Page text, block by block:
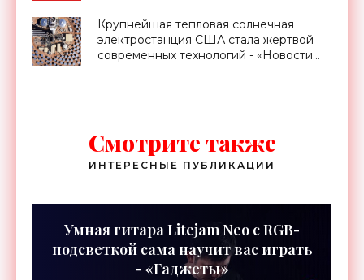
Крупнейшая тепловая солнечная
электростанция США стала жертвой
современных технологий - «Новости
Смотрите также
ИНТЕРЕСНЫЕ ПУБЛИКАЦИИ
Умная гитара Litejam Neo с RGB-
подсветкой сама научит вас играть
- «Гаджеты»